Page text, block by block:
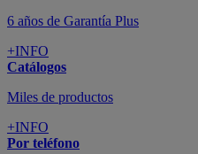
6 años de Garantía Plus
+INFO
Catálogos
Miles de productos
+INFO
Por teléfono